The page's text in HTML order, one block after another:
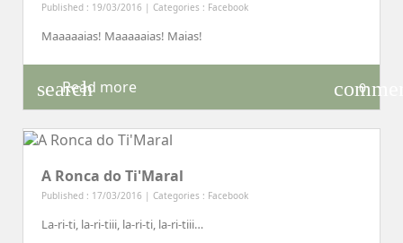
Published : 19/03/2016 | Categories : Facebook
Maaaaaias! Maaaaaias! Maias!
search
Read more 0
A Ronca do Ti'Maral
Published : 17/03/2016 | Categories : Facebook
La-ri-ti, la-ri-tiii, la-ri-ti, la-ri-tiii…